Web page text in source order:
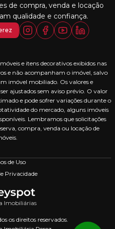
de compra, venda e locação
qualidade e confiança.
e itens decorativos exibidos nas
e não acompanham o imóvel, salvo
imóvel mobiliado. Os valores e
ajustados sem aviso prévio. O valor
e pode sofrer variações durante o
do mercado, alguns imóveis
Lembramos que solicitações
compra, venda ou locação de
de Uso
Privacidade
Imobiliárias
os direitos reservados.